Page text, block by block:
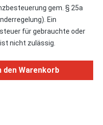
gem. § 25a
Ein
für gebrauchte oder
nicht zulässig.
gewünschten
den Warenkorb